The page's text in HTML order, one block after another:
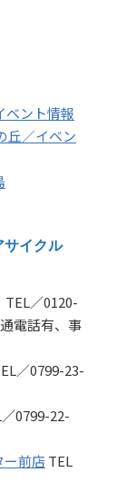
ベント情報
丘／イベン
サイクル
TEL／0120-
電話有、事
／0799-23-
0799-22-
ー前店 TEL